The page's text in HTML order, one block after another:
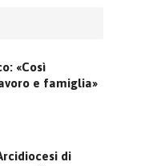
«Così
e famiglia»
di